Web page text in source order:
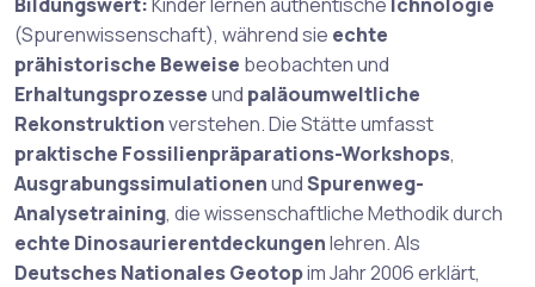
(Spurenwissenschaft), während sie echte
prähistorische Beweise beobachten und
Erhaltungsprozesseund paläoumweltliche
Rekonstruktionverstehen. Die Stätte umfasst
praktische Fossilienpräparations-Workshops,
AusgrabungssimulationenundSpurenweg-
Analysetraining, die wissenschaftliche Methodik durch
echte Dinosaurierentdeckungenlehren. Als
Deutsches Nationales Geotopim Jahr 2006 erklärt,